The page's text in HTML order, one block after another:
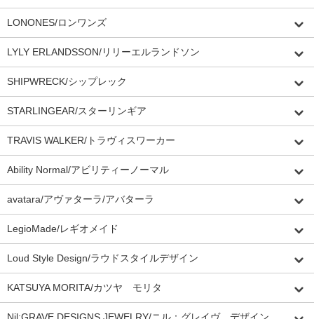
LONONES/ロンワンズ
LYLY ERLANDSSON/リリーエルランドソン
SHIPWRECK/シップレック
STARLINGEAR/スターリンギア
TRAVIS WALKER/トラヴィスワーカー
Ability Normal/アビリティーノーマル
avatara/アヴァターラ/アバターラ
LegioMade/レギオメイド
Loud Style Design/ラウドスタイルデザイン
KATSUYA MORITA/カツヤ モリタ